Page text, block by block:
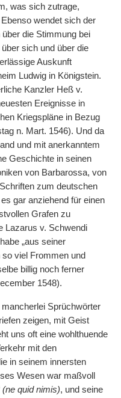
was sich zutrage,
wendet sich der
die Stimmung bei
sich und über die
Auskunft
Ludwig in Königstein.
Kanzler Heß v.
Ereignisse in
Kriegspläne in Bezug
n. Mart. 1546). Und da
und mit anerkanntem
Geschichte in seinen
von Barbarossa, von
zum deutschen
gar anziehend für einen
Grafen zu
Lazarus v. Schwendi
„aus seiner
viel Frommen und
billig noch ferner
1548).
Sprüchwörter
zeigen, mit Geist
uns oft eine wohlthuende
mit den
in seinem innersten
Wesen war maßvoll
(ne quid nimis), und seine